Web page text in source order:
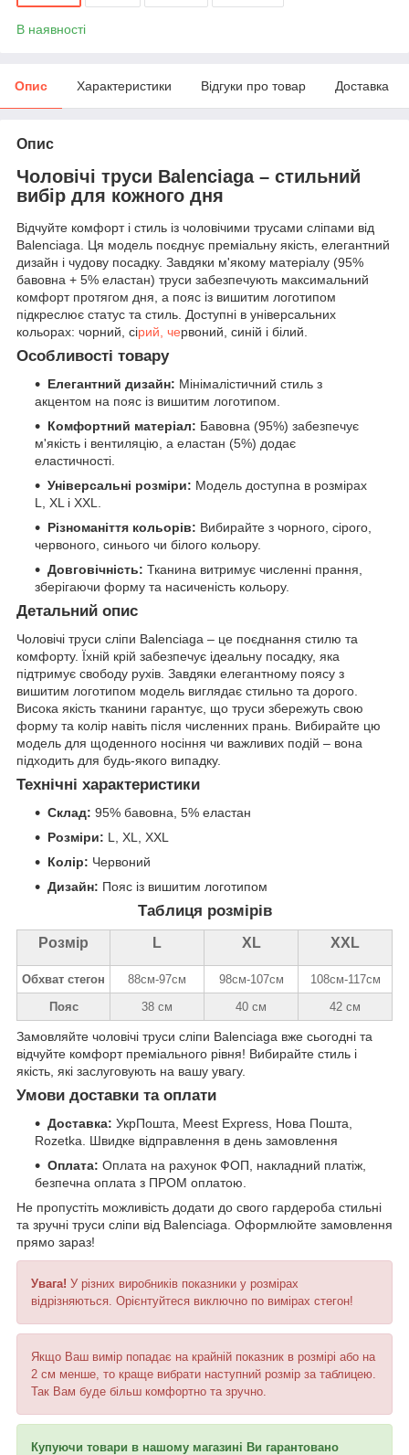
В наявності
Опис Характеристики Відгуки про товар Доставка
Опис
Чоловічі труси Balenciaga – стильний
вибір для кожного дня
Відчуйте комфорт і стиль із чоловічими трусами сліпами від
Balenciaga. Ця модель поєднує преміальну якість, елегантний
дизайн і чудову посадку. Завдяки м'якому матеріалу (95%
бавовна + 5% еластан) труси забезпечують максимальний
комфорт протягом дня, а пояс із вишитим логотипом
підкреслює статус та стиль. Доступні в універсальних
кольорах: чорний, сірий, червоний, синій і білий.
Особливості товару
Елегантний дизайн: Мінімалістичний стиль з
акцентом на пояс із вишитим логотипом.
Комфортний матеріал: Бавовна (95%) забезпечує
м'якість і вентиляцію, а еластан (5%) додає
еластичності.
Універсальні розміри: Модель доступна в розмірах
L, XL і XXL.
Різноманіття кольорів: Вибирайте з чорного, сірого,
червоного, синього чи білого кольору.
Довговічність: Тканина витримує численні прання,
зберігаючи форму та насиченість кольору.
Детальний опис
Чоловічі труси сліпи Balenciaga – це поєднання стилю та
комфорту. Їхній крій забезпечує ідеальну посадку, яка
підтримує свободу рухів. Завдяки елегантному поясу з
вишитим логотипом модель виглядає стильно та дорого.
Висока якість тканини гарантує, що труси збережуть свою
форму та колір навіть після численних прань. Вибирайте цю
модель для щоденного носіння чи важливих подій – вона
підходить для будь-якого випадку.
Технічні характеристики
Склад: 95% бавовна, 5% еластан
Розміри: L, XL, XXL
Колір: Червоний
Дизайн: Пояс із вишитим логотипом
Таблиця розмірів
Розмір L XL XXL
Обхват стегон 88см-97cм 98см-107cм
108см-117см
Пояс
38 см 40 см 42 см
Замовляйте чоловічі труси сліпи Balenciaga вже сьогодні та
відчуйте комфорт преміального рівня! Вибирайте стиль і
якість, які заслуговують на вашу увагу.
Умови доставки та оплати
Доставка: УкрПошта, Meest Express, Нова Пошта,
Rozetka. Швидке відправлення в день замовлення
Оплата: Оплата на рахунок ФОП, накладний платіж,
безпечна оплата з ПРОМ оплатою.
Не пропустіть можливість додати до свого гардероба стильні
та зручні труси сліпи від Balenciaga. Оформлюйте замовлення
прямо зараз!
Увага! У різних виробників показники у розмірах
відрізняються. Орієнтуйтеся виключно по вимірах стегон!
Якщо Ваш вимір попадає на крайній показник в розмірі або на
2 см менше, то краще вибрати наступний розмір за таблицею.
Так Вам буде більш комфортно та зручно.
Купуючи товари в нашому магазині Ви гарантовано